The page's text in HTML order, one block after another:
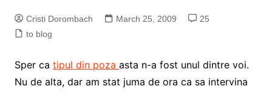
Cristi Dorombach March 25, 2009
25
to blog
Sper ca tipul din poza asta n-a fost unul dintre voi.
Nu de alta, dar am stat juma de ora ca sa intervina